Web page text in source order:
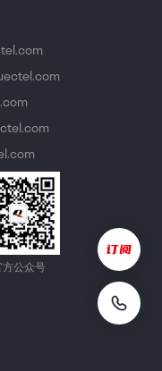
方公众号